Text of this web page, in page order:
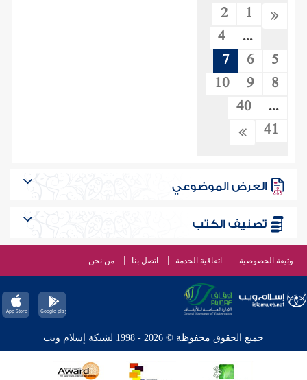
1
2
...
4
5
6
7
8
9
10
...
40
41
العرض الموضوعي
تصنيف الكتب
وثيقة الخصوصية اتفاقية الخدمة اتصل بنا من نحن
جميع الحقوق محفوظة © 2026 - 1998 لشبكة إسلام ويب